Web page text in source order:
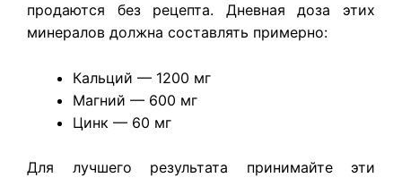
продаются без рецепта. Дневная доза этих
минералов должна составлять примерно:
Кальций — 1200 мг
Магний — 600 мг
Цинк — 60 мг
Для лучшего результата принимайте эти